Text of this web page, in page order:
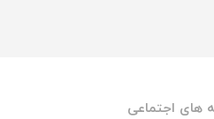
های اجتماعی